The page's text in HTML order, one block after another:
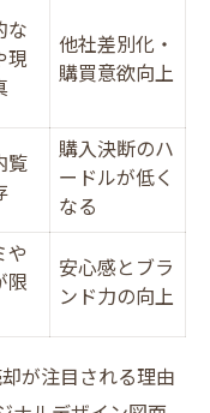
な
現
他社差別化・
購買意欲向上
覧
購入決断のハ
ードルが低く
なる
や
限
安心感とブラ
ンド力の向上
が注目される理由